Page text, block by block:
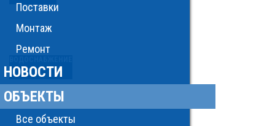
Поставки
Монтаж
Ремонт
НОВОСТИ
ОБЪЕКТЫ
Все объекты